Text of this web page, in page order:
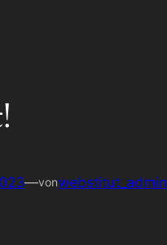
—vonwebstitut_admin